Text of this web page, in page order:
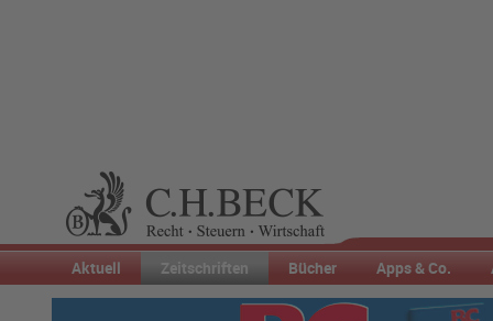
Aktuell Zeitschriften Bücher Apps & Co.